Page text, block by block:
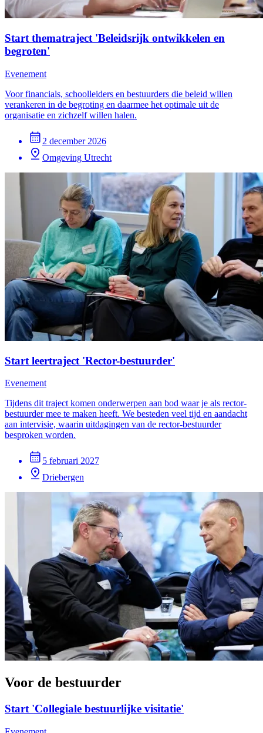
Start thematraject 'Beleidsrijk ontwikkelen en
begroten'
Evenement
Voor financials, schoolleiders en bestuurders die beleid willen
verankeren in de begroting en daarmee het optimale uit de
organisatie en zichzelf willen halen.
2 december 2026
Omgeving Utrecht
Start leertraject 'Rector-bestuurder'
Evenement
Tijdens dit traject komen onderwerpen aan bod waar je als rector-
bestuurder mee te maken heeft. We besteden veel tijd en aandacht
aan intervisie, waarin uitdagingen van de rector-bestuurder
besproken worden.
5 februari 2027
Driebergen
Voor de bestuurder
Start 'Collegiale bestuurlijke visitatie'